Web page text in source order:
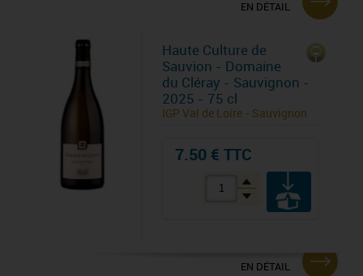
EN DÉTAIL
Haute Culture de
Sauvion - Domaine
du Cléray - Sauvignon -
2025 - 75 cl
IGP Val de Loire - Sauvignon
7.50 € TTC
EN DÉTAIL